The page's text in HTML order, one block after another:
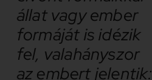
állat vagy ember
formáját is idézik
fel, valahányszor
az embert jelentik: